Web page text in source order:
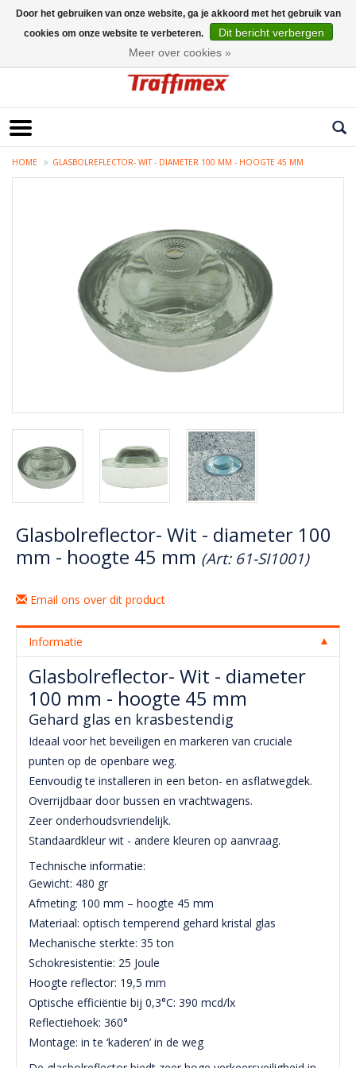
HOME GLASBOLREFLECTOR- WIT - DIAMETER 100 MM - HOOGTE 45 MM
Glasbolreflector- Wit - diameter 100
mm - hoogte 45 mm (Art: 61-SI1001)
Email ons over dit product
Informatie
Glasbolreflector- Wit - diameter
100 mm - hoogte 45 mm
Gehard glas en krasbestendig
Ideaal voor het beveiligen en markeren van cruciale
punten op de openbare weg.
Eenvoudig te installeren in een beton- en asflatwegdek.
Overrijdbaar door bussen en vrachtwagens.
Zeer onderhoudsvriendelijk.
Standaardkleur wit - andere kleuren op aanvraag.
Technische informatie:
Gewicht: 480 gr
Afmeting: 100 mm – hoogte 45 mm
Materiaal: optisch temperend gehard kristal glas
Mechanische sterkte: 35 ton
Schokresistentie: 25 Joule
Hoogte reflector: 19,5 mm
Optische efficiëntie bij 0,3°C: 390 mcd/lx
Reflectiehoek: 360°
Montage: in te ‘kaderen’ in de weg
Door het gebruiken van onze website, ga je akkoord met het gebruik van
cookies om onze website te verbeteren.
Dit bericht verbergen
Meer over cookies »